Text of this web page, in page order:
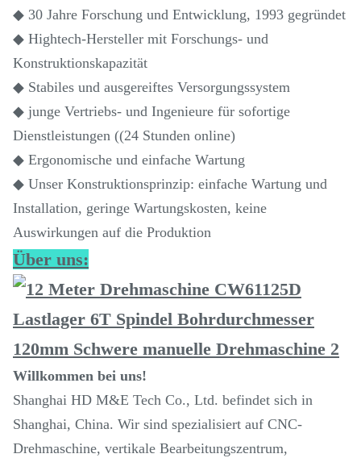
◆ 30 Jahre Forschung und Entwicklung, 1993 gegründet
◆ Hightech-Hersteller mit Forschungs- und
Konstruktionskapazität
◆ Stabiles und ausgereiftes Versorgungssystem
◆ junge Vertriebs- und Ingenieure für sofortige
Dienstleistungen ((24 Stunden online)
◆ Ergonomische und einfache Wartung
◆ Unser Konstruktionsprinzip: einfache Wartung und
Installation, geringe Wartungskosten, keine
Auswirkungen auf die Produktion
Über uns:
Willkommen bei uns!
Shanghai HD M&E Tech Co., Ltd. befindet sich in
Shanghai, China. Wir sind spezialisiert auf CNC-
Drehmaschine, vertikale Bearbeitungszentrum,